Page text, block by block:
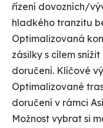
řízení dovozních/
hladkého tranzitu
Optimalizovaná
zásilky s cílem
doručení. Klíčové
Optimalizované
doručení v rámci
Možnost vybrat si